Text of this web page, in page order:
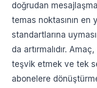
doğrudan
temas noktasının en
standartlarına
da artırmalıdır.
teşvik etmek ve tek
abonelere